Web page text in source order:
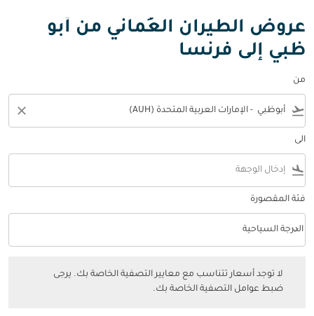
عروض الطيران العُماني من أبو
ظبي إلى فرنسا
من
flight_takeoff
close
الى
flight_land
فئة المقصورة
فئة المقصورة option الدرجة السياحية Selected
الدرجة السياحية
keyboard_arrow_down
لا توجد أسعار تتناسب مع معايير التصفية الخاصة بك. يرجى
ضبط عوامل التصفية الخاصة بك.